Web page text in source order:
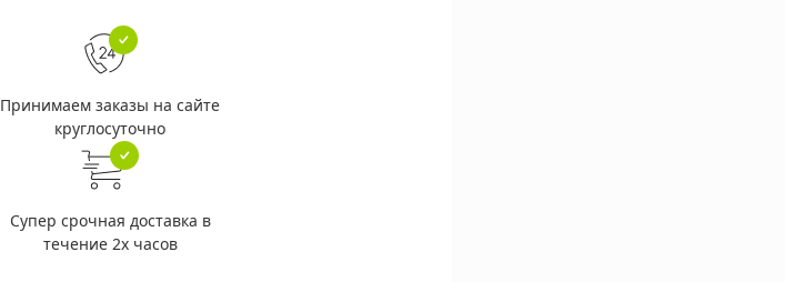
Принимаем заказы на сайте
круглосуточно
Супер срочная доставка в
течение 2х часов